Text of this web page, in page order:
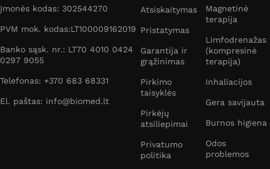
Įmonės kodas: 302544270
PVM mok. kodas:LT100009162019
Banko sąsk. nr.: LT70 4010 0424
0297 9055
Telefonas: +370 683 68331
El. paštas: info@biomed.lt
Atsiskaitymas
Pristatymas
Garantija ir
grąžinimas
Pirkimo
taisyklės
Pirkėjų
atsiliepimai
Privatumo
politika
Magnetinė
terapija
Limfodrenažas
(kompresinė
terapija)
Inhaliacijos
Gera savijauta
Burnos higiena
Odos
problemos